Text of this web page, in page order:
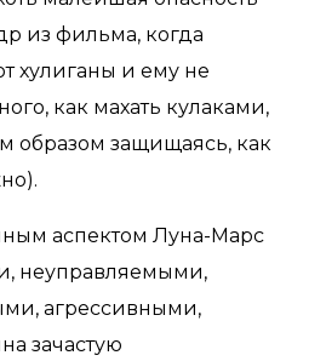
из фильма, когда
хулиганы и ему не
как махать кулаками,
образом защищаясь, как
аспектом Луна-Марс
неуправляемыми,
агрессивными,
зачастую